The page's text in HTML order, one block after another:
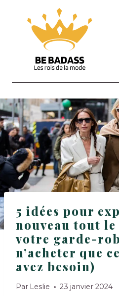
content
5 idées pour
nouveau tout
votre garde-
n’acheter que
avez besoin)
Par Leslie 23 janvier 2024